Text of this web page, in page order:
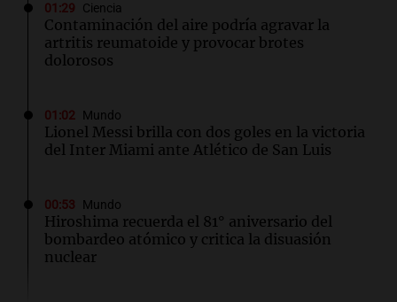
01:29 Ciencia
Contaminación del aire podría agravar la
artritis reumatoide y provocar brotes
dolorosos
01:02 Mundo
Lionel Messi brilla con dos goles en la victoria
del Inter Miami ante Atlético de San Luis
00:53 Mundo
Hiroshima recuerda el 81° aniversario del
bombardeo atómico y critica la disuasión
nuclear